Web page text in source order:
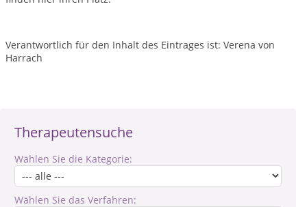
Therapeutensuche
Wählen Sie die Kategorie:
Wählen Sie das Verfahren:
Verantwortlich für den Inhalt des Eintrages ist: Verena von
Harrach